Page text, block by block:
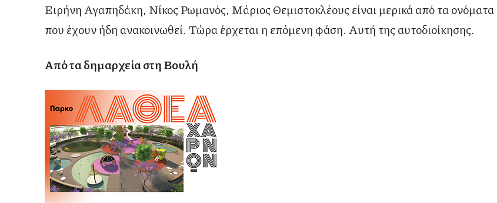
Ειρήνη Αγαπηδάκη, Νίκος Ρωμανός, Μάριος Θεμιστοκλέους είναι μερικά από τα ονόματα
που έχουν ήδη ανακοινωθεί. Τώρα έρχεται η επόμενη φάση. Αυτή της αυτοδιοίκησης.
Από τα δημαρχεία στη Βουλή